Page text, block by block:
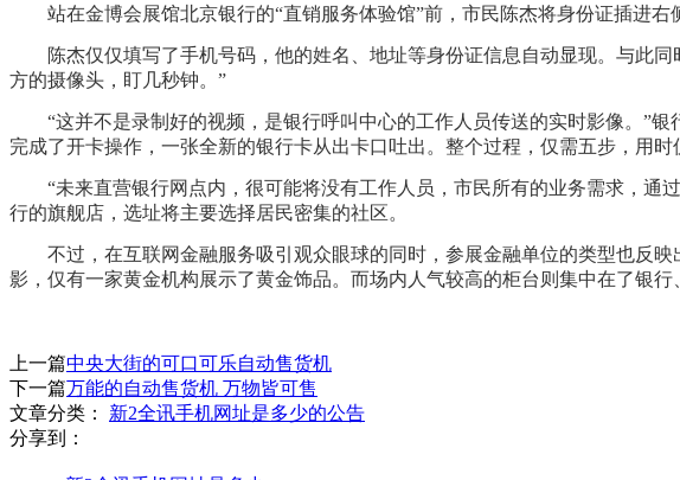
站在金博会展馆北京银行的“直销服务体验馆”前，市民陈杰将身份证插进右
陈杰仅仅填写了手机号码，他的姓名、地址等身份证信息自动显现。与此同
方的摄像头，盯几秒钟。”
“这并不是录制好的视频，是银行呼叫中心的工作人员传送的实时影像。”银
完成了开卡操作，一张全新的银行卡从出卡口吐出。整个过程，仅需五步，用
“未来直营银行网点内，很可能将没有工作人员，市民所有的业务需求，通
行的旗舰店，选址将主要选择居民密集的社区。
不过，在互联网金融服务吸引观众眼球的同时，参展金融单位的类型也反映
影，仅有一家黄金机构展示了黄金饰品。而场内人气较高的柜台则集中在了银行
上一篇中央大街的可口可乐自动售货机
下一篇万能的自动售货机 万物皆可售
文章分类：
新2全讯手机网址是多少的公告
分享到：